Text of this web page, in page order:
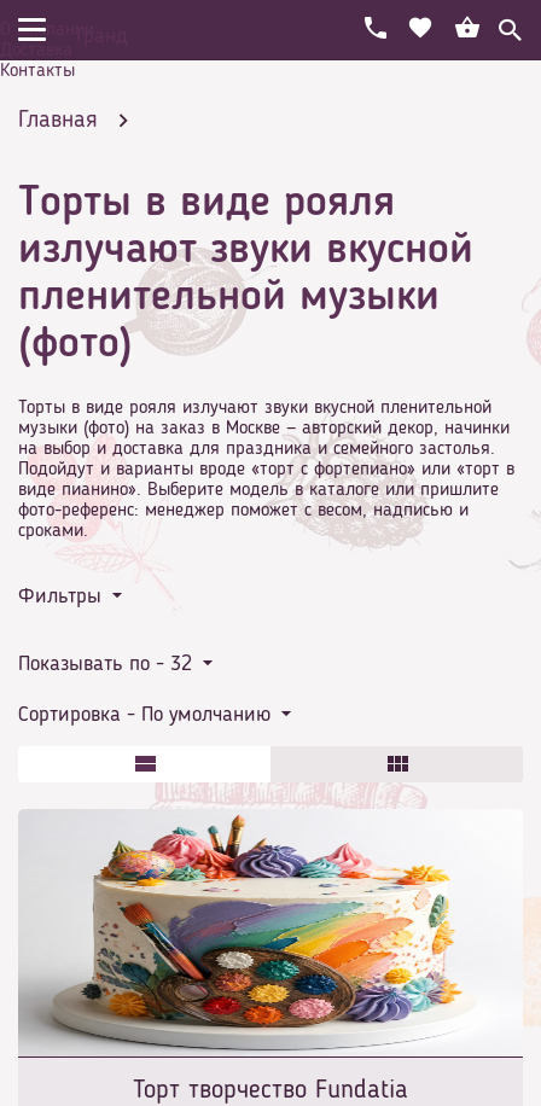
О компании
Контакты
Главная
Праздничный торт на день рождения
Необычные
Торты в виде рояля излучают звуки вкусной
пленительной музыки (фото)
Торты в виде рояля
излучают звуки вкусной
пленительной музыки
(фото)
Торты в виде рояля излучают звуки вкусной пленительной
музыки (фото) на заказ в Москве — авторский декор, начинки
на выбор и доставка для праздника и семейного застолья.
Подойдут и варианты вроде «торт с фортепиано» или «торт в
виде пианино». Выберите модель в каталоге или пришлите
фото-референс: менеджер поможет с весом, надписью и
сроками.
Фильтры
Показывать по - 32
Сортировка - По умолчанию
Торт творчество Fundatia